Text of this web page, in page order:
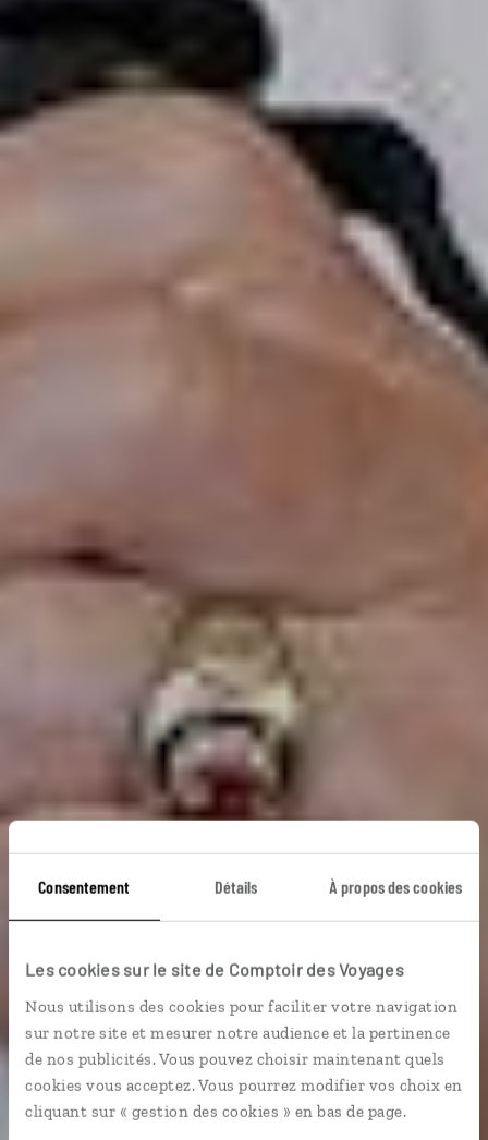
Consentement Détails À propos des cookies
Les cookies sur le site de Comptoir des Voyages
Nous utilisons des cookies pour faciliter votre navigation
sur notre site et mesurer notre audience et la pertinence
de nos publicités. Vous pouvez choisir maintenant quels
cookies vous acceptez. Vous pourrez modifier vos choix en
cliquant sur « gestion des cookies » en bas de page.
Au pays du kimchi
Circuit à la découverte des incontournables de la
Corée du Sud.
Voyager à l’essentiel